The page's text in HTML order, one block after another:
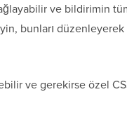
ve bildirimin
bunları
ve gerekirse özel